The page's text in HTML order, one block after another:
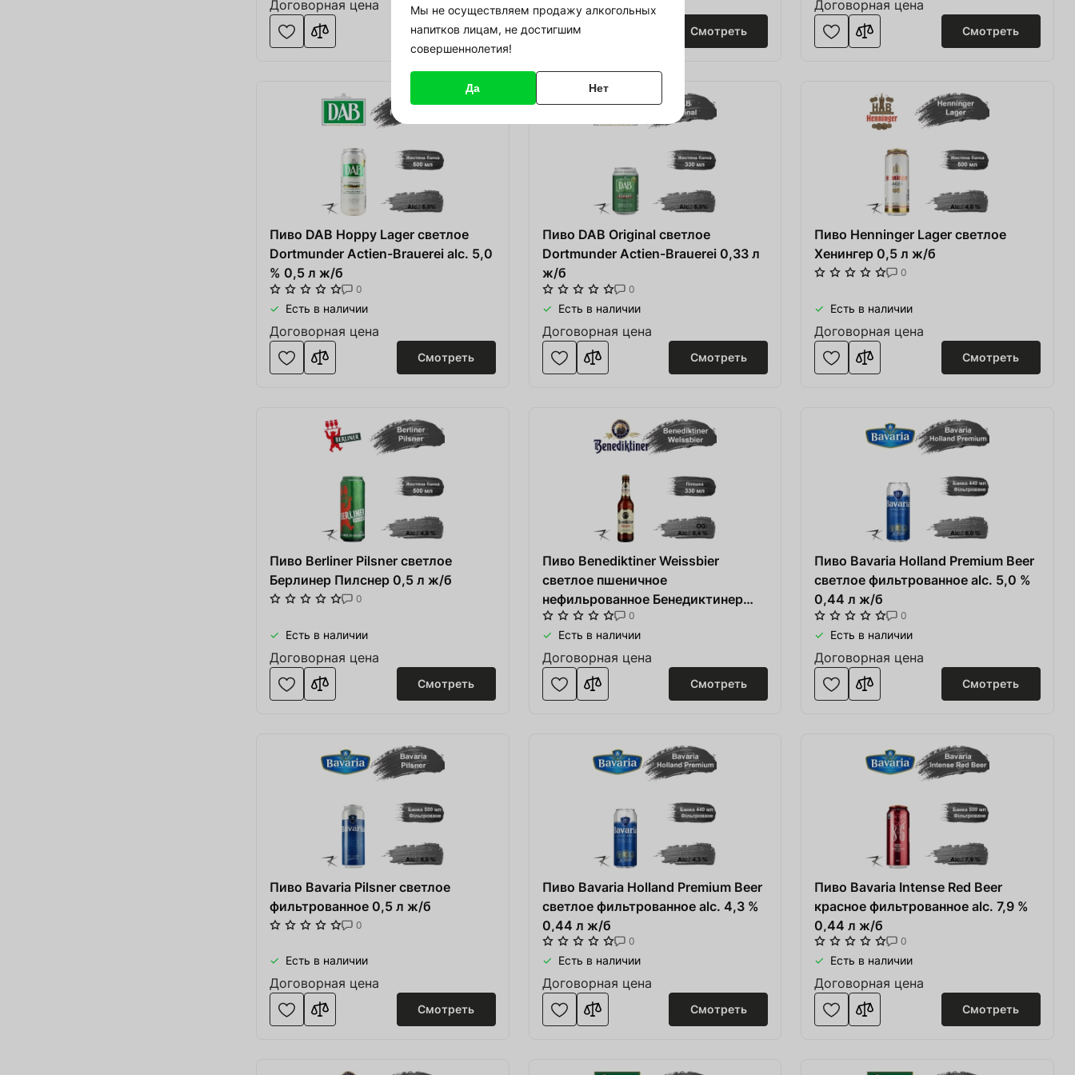
Договорная цена
Смотреть
Договорная цена
Смотреть
Договорная цена
Смотреть
Пиво DAB Hoppy Lager светлое
Dortmunder Actien-Brauerei alc. 5,0
% 0,5 л ж/б
0
Есть в наличии
Договорная цена
Смотреть
Пиво DAB Original светлое
Dortmunder Actien-Brauerei 0,33 л
ж/б
0
Есть в наличии
Договорная цена
Смотреть
Пиво Henninger Lager светлое
Хенингер 0,5 л ж/б
0
Есть в наличии
Договорная цена
Смотреть
Пиво Berliner Pilsner светлое
Берлинер Пилснер 0,5 л ж/б
0
Есть в наличии
Договорная цена
Смотреть
Пиво Benediktiner Weissbier
светлое пшеничное
нефильрованное Бенедиктинер
алк. 5,4 % стекло 0,33 л
0
Есть в наличии
Договорная цена
Смотреть
Пиво Bavaria Holland Premium Beer
светлое фильтрованное alc. 5,0 %
0,44 л ж/б
0
Есть в наличии
Договорная цена
Смотреть
Пиво Bavaria Pilsner светлое
фильтрованное 0,5 л ж/б
0
Есть в наличии
Договорная цена
Смотреть
Пиво Bavaria Holland Premium Beer
светлое фильтрованное alc. 4,3 %
0,44 л ж/б
0
Есть в наличии
Договорная цена
Смотреть
Пиво Bavaria Intense Red Beer
красное фильтрованное alc. 7,9 %
0,44 л ж/б
0
Есть в наличии
Договорная цена
Смотреть
Мы не осуществляем продажу алкогольных
напитков лицам, не достигшим
совершеннолетия!
Да Нет
Оформить
Восстановить
Восстановить пароль
социальных сетей